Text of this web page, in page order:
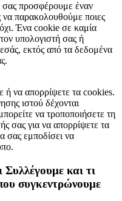
προσφέρουμε έναν
να παρακολουθούμε ποιες
όχι. Ένα cookie σε καμία
υπολογιστή σας ή
εκτός από τα δεδομένα
ή να απορρίψετε τα cookies.
ιστού δέχονται
να τροποποιήσετε τη
σας για να απορρίψετε τα
σας εμποδίσει να
και τι
συγκεντρώνουμε